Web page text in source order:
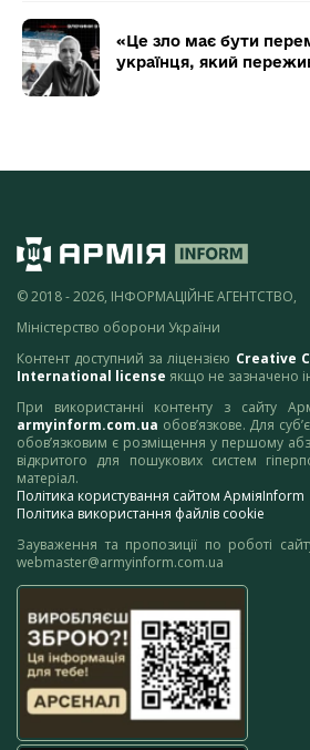
«Це зло має бути
українця, який
© 2018 - 2026, ІНФОРМАЦІЙНЕ АГЕНТСТВО,
Міністерство оборони України
Контент доступний за ліцензією Creative
International license якщо не зазначено
При використанні контенту з сайту
armyinform.com.ua обов’язкове. Для
обов’язковим є розміщення у першому
відкритого для пошукових систем
матеріал.
Політика користування сайтом АрміяInform
Політика використання файлів cookie
Зауваження та пропозиції по роботі
webmaster@armyinform.com.ua